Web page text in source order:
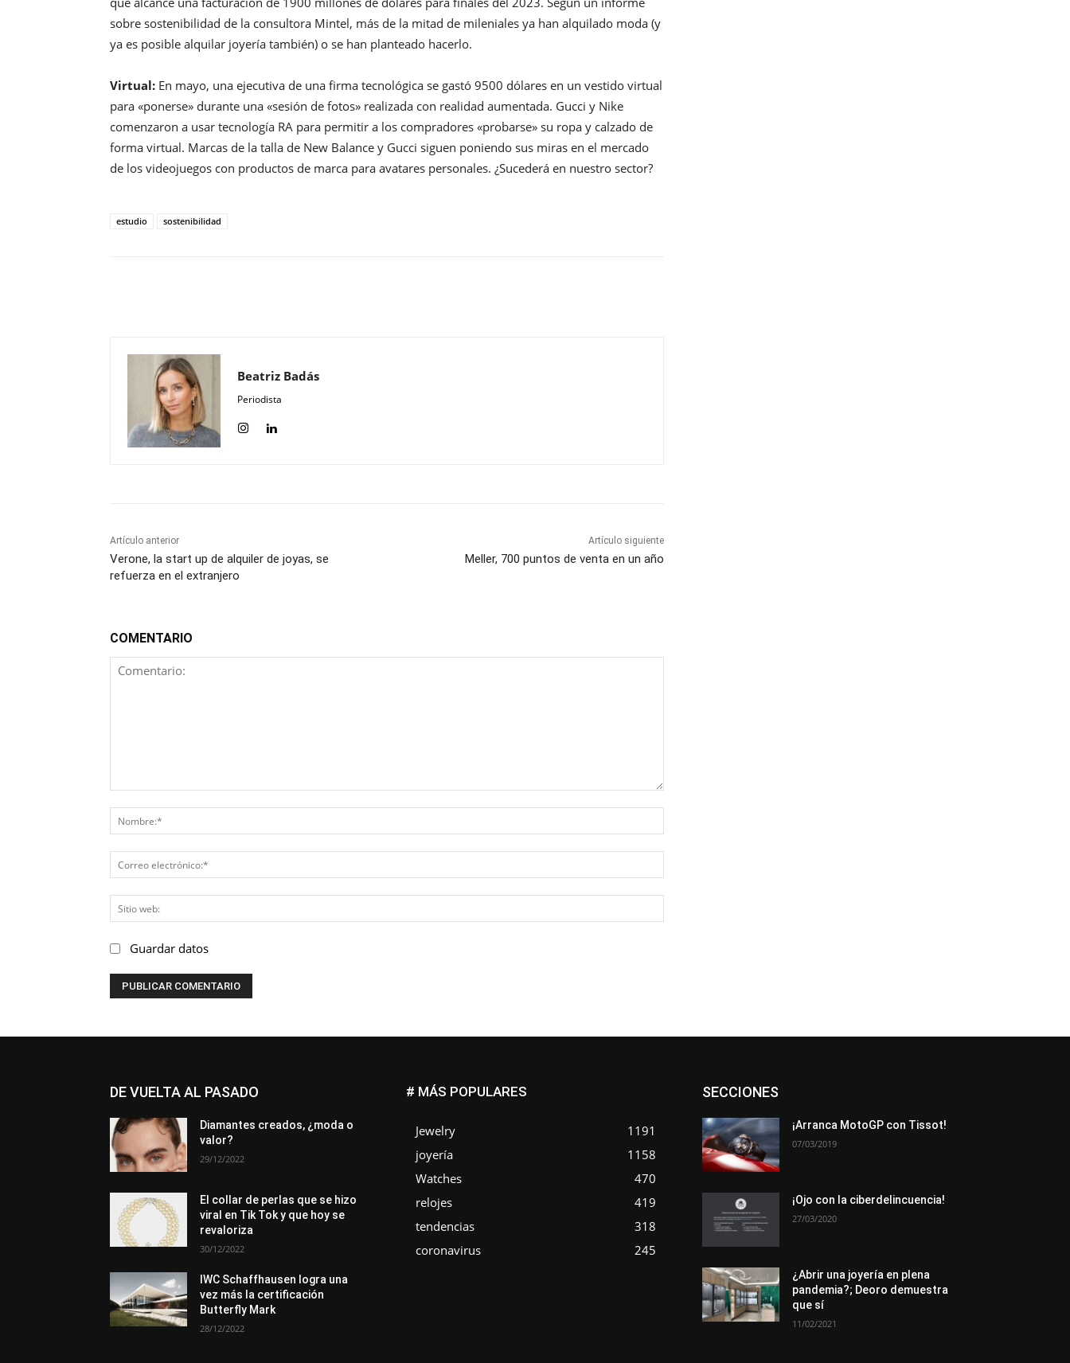
sobre sostenibilidad de la consultora Mintel, más de la mitad de mileniales ya han alquilado moda (y
ya es posible alquilar joyería también) o se han planteado hacerlo.
Virtual: En mayo, una ejecutiva de una firma tecnológica se gastó 9500 dólares en un vestido virtual
para «ponerse» durante una «sesión de fotos» realizada con realidad aumentada. Gucci y Nike
comenzaron a usar tecnología RA para permitir a los compradores «probarse» su ropa y calzado de
forma virtual. Marcas de la talla de New Balance y Gucci siguen poniendo sus miras en el mercado
de los videojuegos con productos de marca para avatares personales. ¿Sucederá en nuestro sector?
estudio sostenibilidad
Beatriz Badás
Periodista
Artículo anterior
Verone, la start up de alquiler de joyas, se
refuerza en el extranjero
Artículo siguiente
Meller, 700 puntos de venta en un año
COMENTARIO
electrónico:*
web:
Guardar datos
DE VUELTA AL PASADO
Diamantes creados, ¿moda o
valor?
29/12/2022
El collar de perlas que se hizo
viral en Tik Tok y que hoy se
revaloriza
30/12/2022
IWC Schaffhausen logra una
vez más la certificación
Butterfly Mark
28/12/2022
# MÁS POPULARES
Jewelry
1191
joyería
1158
Watches
470
relojes
419
tendencias
318
coronavirus
245
SECCIONESAsociaciones
Entrevistas
La Pluma de Pedro Pérez
Metales
Novedades
¡Arranca MotoGP con Tissot!
07/03/2019
¡Ojo con la ciberdelincuencia!
27/03/2020
¿Abrir una joyería en plena
pandemia?; Deoro demuestra
que sí
11/02/2021